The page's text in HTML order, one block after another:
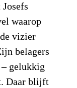
waarop
vizier
belagers
gelukkig
Daar blijft